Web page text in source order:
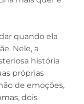
quando ela
Nele, a
história
próprias
de emoções,
dois